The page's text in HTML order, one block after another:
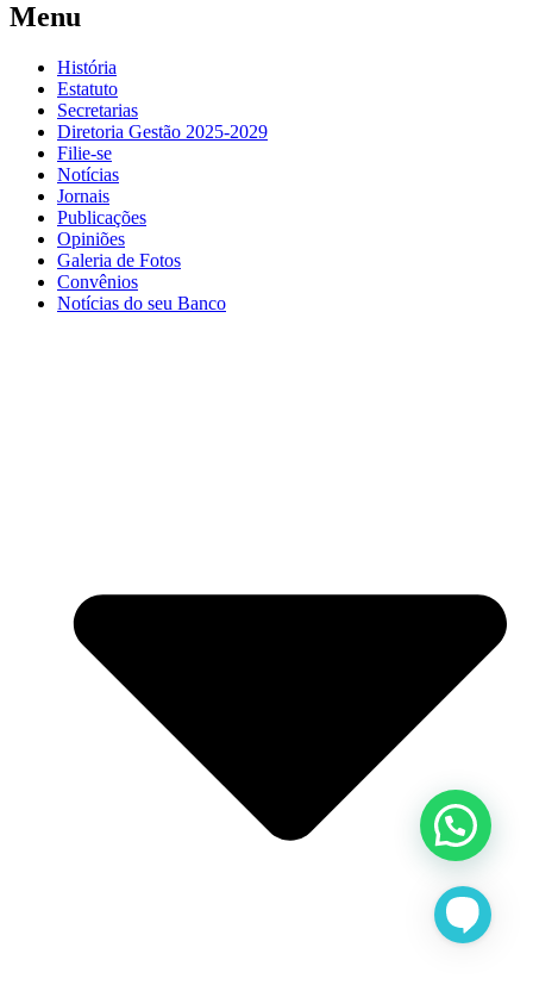
Menu
História
Estatuto
Secretarias
Diretoria Gestão 2025-2029
Filie-se
Notícias
Jornais
Publicações
Opiniões
Galeria de Fotos
Convênios
Notícias do seu Banco